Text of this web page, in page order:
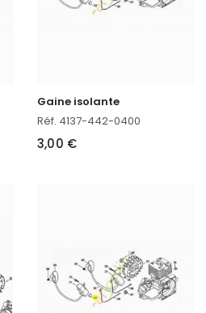
Gaine isolante
Réf. 4137-442-0400
3,00 €